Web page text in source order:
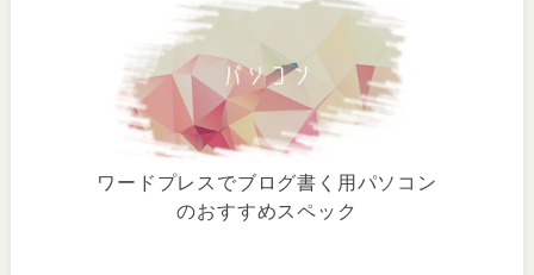
ワードプレスでブログ書く用パソコン
のおすすめスペック